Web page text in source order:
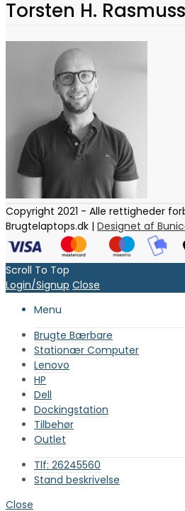
Torsten H.
Copyright 2021 - Alle rettigheder
Brugtelaptops.dk | Designet af
Scroll To Top
Login/Signup Close
Menu
Brugte Bærbare
Stationær Computer
Lenovo
HP
Dell
Dockingstation
Tilbehør
Outlet
Tlf: 26245560
Stand beskrivelse
Close